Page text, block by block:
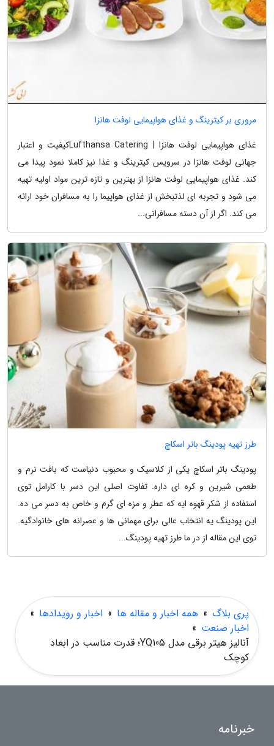
مروری بر کیترینگ و غذای هواپیمایی لوفت هانزا
غذای هواپیمایی لوفت هانزا | Lufthansa Cateringکیفیت و اعتبار
جهانی لوفت هانزا در سرویس کیترینگ و غذا نیز کاملا نمود پیدا می
کند. غذای هواپیمایی لوفت هانزا از بهترین و تازه ترین مواد اولیه تهیه
می شود و تجربه ای لذتبخش از غذای هواپیما را به مسافران خود ارائه
می کند. اگر از آن دسته مسافرانی...
طرز تهیه پودینگ باتر اسکاچ
پودینگ باتر اسکاچ یکی از کلاسیک و محبوب دنیاست که بافت نرم و
طعمی شیرین و کره ای داره. تفاوت اصلی این دسر با کارامل توی
استفاده از شکر قهوه ایه که عطر و مزه ای گرم و خاص به دسر می ده.
این پودینگ یه انتخاب عالی برای مهمانی ها و عصرانه های خانوادگیه.
توی این مقاله از در ما طرز تهیه پودینگ...
پری بلاگ » همه اخبار و مقاله ها » اخبار و رویدادها »
اخبار صنعت »
آنالیز هیتر برقی مدل YQ105؛ قدرت مناسب در ابعاد
کوچک
خبرنامه